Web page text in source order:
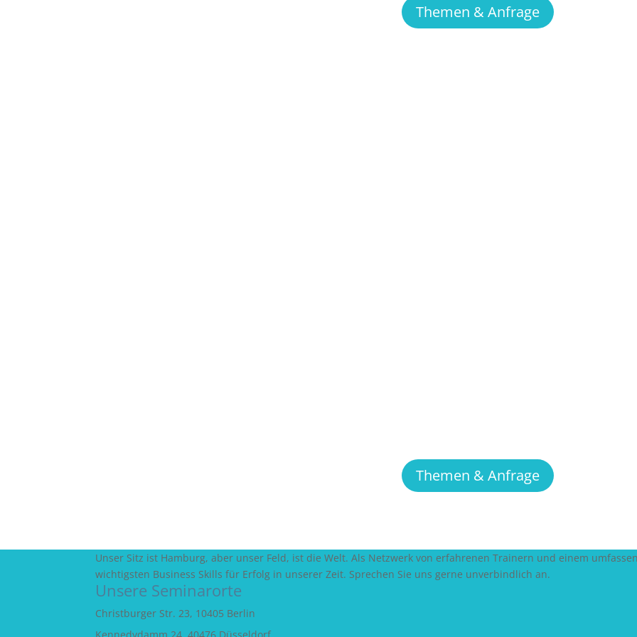
Themen & Anfrage
Themen & Anfrage
Unser Sitz ist Hamburg, aber unser Feld, ist die Welt. Als Netzwerk von erfahrenen Trainern und einem
wichtigsten Business Skills für Erfolg in unserer Zeit. Sprechen Sie uns gerne unverbindlich an.
Unsere Seminarorte
Christburger Str. 23, 10405 Berlin